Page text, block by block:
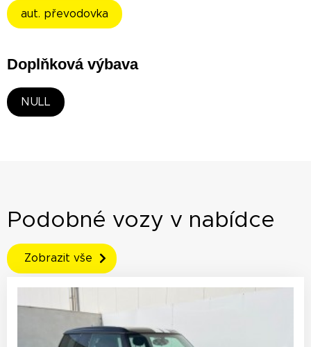
aut. převodovka
Doplňková výbava
NULL
Podobné vozy v nabídce
Zobrazit vše